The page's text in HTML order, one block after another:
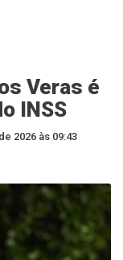
Veras é
INSS
2026 às 09:43